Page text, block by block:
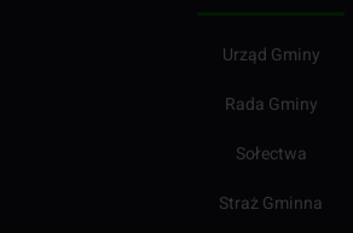
Urząd Gminy
Rada Gminy
Sołectwa
Straż Gminna